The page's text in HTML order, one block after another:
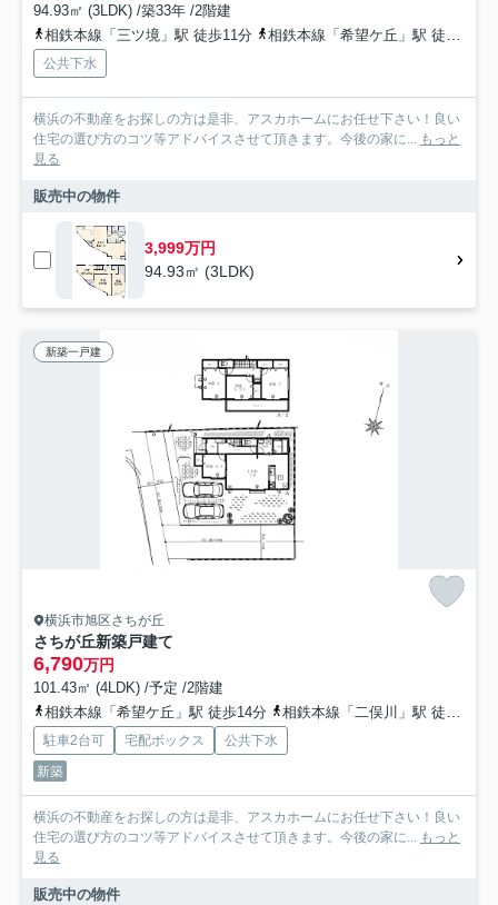
94.93㎡ (3LDK) /築33年 /2階建
相鉄本線「三ツ境」駅 徒歩11分
相鉄本線「希望ケ丘」駅 徒歩21分
公共下水
横浜の不動産をお探しの方は是非、アスカホームにお任せ下さい！良い
住宅の選び方のコツ等アドバイスさせて頂きます。今後の家に... もっと
見る
販売中の物件
3,999万円
94.93㎡ (3LDK)
新築一戸建
横浜市旭区さちが丘
さちが丘新築戸建て
6,790万円
101.43㎡ (4LDK) /予定 /2階建
相鉄本線「希望ケ丘」駅 徒歩14分
相鉄本線「二俣川」駅 徒歩14分
駐車2台可 宅配ボックス
公共下水
新築
横浜の不動産をお探しの方は是非、アスカホームにお任せ下さい！良い
住宅の選び方のコツ等アドバイスさせて頂きます。今後の家に... もっと
見る
販売中の物件